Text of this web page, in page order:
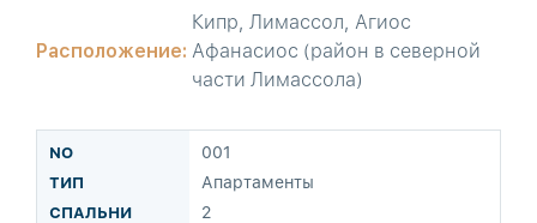
Расположение:
Кипр, Лимассол, Агиос
Афанасиос (район в северной
части Лимассола)
001
Апартаменты
2